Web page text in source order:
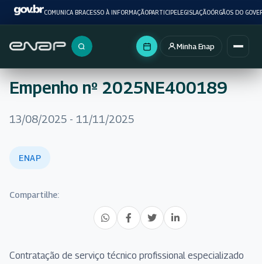
COMUNICA BRACESSO À INFORMAÇÃOPARTICIPELEGISLAÇÃOÓRGÃOS DO
Buscar no portal
Minha Enap
Empenho nº 2025NE400189
13/08/2025 - 11/11/2025
ENAP
Compartilhe:
Contratação de serviço técnico profissional especializado